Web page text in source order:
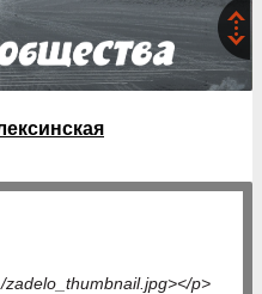
p>